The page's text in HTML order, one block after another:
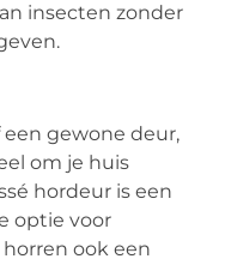
insecten zonder
gewone deur,
om je huis
hordeur is een
optie voor
ook een